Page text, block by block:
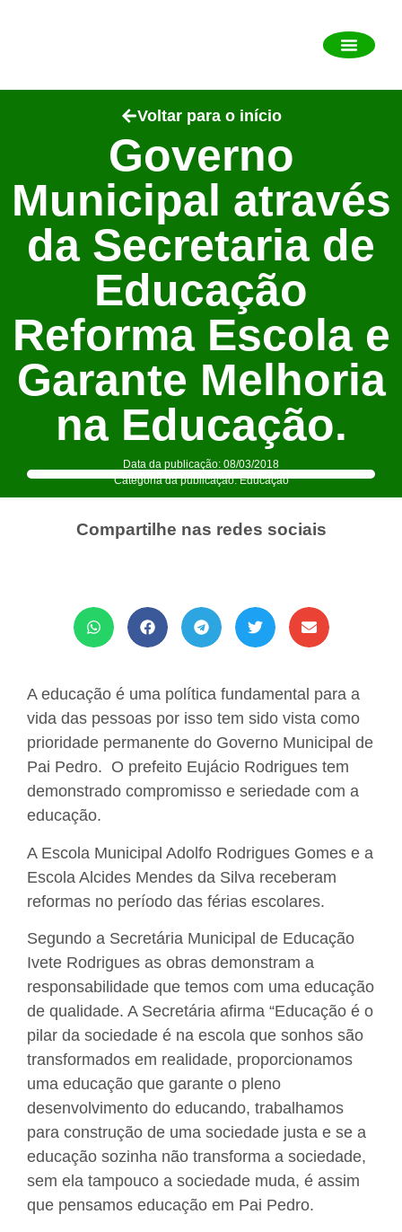
Voltar para o início
Governo
Municipal através
da Secretaria de
Educação
Reforma Escola e
Garante Melhoria
na Educação.
Data da publicação: 08/03/2018
Categoria da publicação: Educação
Compartilhe nas redes sociais
A educação é uma política fundamental para a
vida das pessoas por isso tem sido vista como
prioridade permanente do Governo Municipal de
Pai Pedro. O prefeito Eujácio Rodrigues tem
demonstrado compromisso e seriedade com a
educação.
A Escola Municipal Adolfo Rodrigues Gomes e a
Escola Alcides Mendes da Silva receberam
reformas no período das férias escolares.
Segundo a Secretária Municipal de Educação
Ivete Rodrigues as obras demonstram a
responsabilidade que temos com uma educação
de qualidade. A Secretária afirma “Educação é o
pilar da sociedade é na escola que sonhos são
transformados em realidade, proporcionamos
uma educação que garante o pleno
desenvolvimento do educando, trabalhamos
para construção de uma sociedade justa e se a
educação sozinha não transforma a sociedade,
sem ela tampouco a sociedade muda, é assim
que pensamos educação em Pai Pedro.